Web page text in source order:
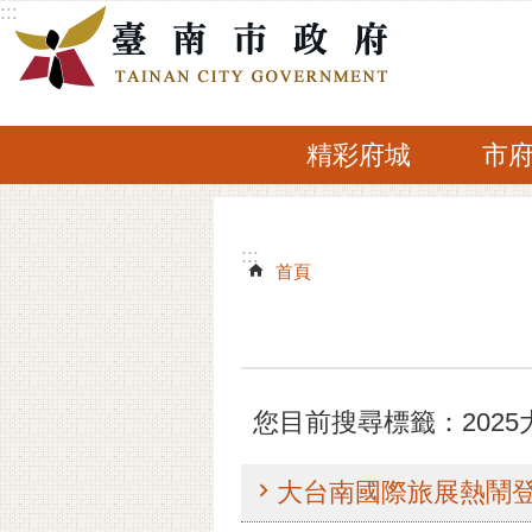
跳到主要內容區塊
:::
精彩府城 市
:::
:::
首頁
您目前搜尋標籤：2025
大台南國際旅展熱鬧